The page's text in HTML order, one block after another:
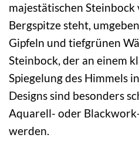
majestätischen
Bergspitze steht,
Gipfeln und tiefgrünen
Steinbock, der an einem
Spiegelung des Himmels
Designs sind besonders
Aquarell- oder
werden.